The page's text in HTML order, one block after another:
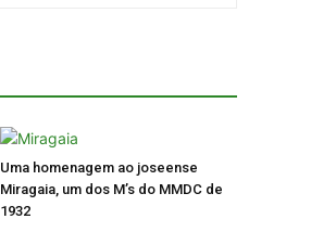
Uma homenagem ao joseense
Miragaia, um dos M’s do MMDC de
1932